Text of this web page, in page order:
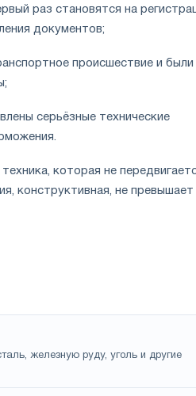
раз становятся на
документов;
происшествие и были
серьёзные технические
которая не
конструктивная, не превышает
железную руду, уголь и другие